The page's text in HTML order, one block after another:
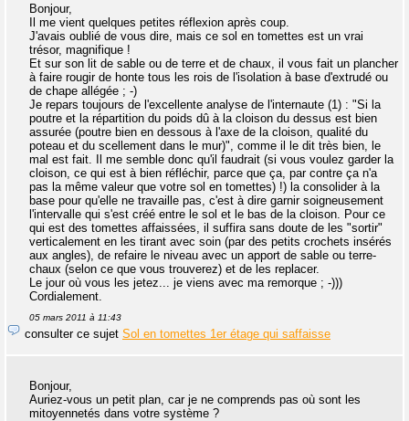
Bonjour,
Il me vient quelques petites réflexion après coup.
J'avais oublié de vous dire, mais ce sol en tomettes est un vrai
trésor, magnifique !
Et sur son lit de sable ou de terre et de chaux, il vous fait un plancher
à faire rougir de honte tous les rois de l'isolation à base d'extrudé ou
de chape allégée ; -)
Je repars toujours de l'excellente analyse de l'internaute (1) : "Si la
poutre et la répartition du poids dû à la cloison du dessus est bien
assurée (poutre bien en dessous à l'axe de la cloison, qualité du
poteau et du scellement dans le mur)", comme il le dit très bien, le
mal est fait. Il me semble donc qu'il faudrait (si vous voulez garder la
cloison, ce qui est à bien réfléchir, parce que ça, par contre ça n'a
pas la même valeur que votre sol en tomettes) !) la consolider à la
base pour qu'elle ne travaille pas, c'est à dire garnir soigneusement
l'intervalle qui s'est créé entre le sol et le bas de la cloison. Pour ce
qui est des tomettes affaissées, il suffira sans doute de les "sortir"
verticalement en les tirant avec soin (par des petits crochets insérés
aux angles), de refaire le niveau avec un apport de sable ou terre-
chaux (selon ce que vous trouverez) et de les replacer.
Le jour où vous les jetez... je viens avec ma remorque ; -)))
Cordialement.
05 mars 2011 à 11:43
consulter ce sujet Sol en tomettes 1er étage qui saffaisse
Bonjour,
Auriez-vous un petit plan, car je ne comprends pas où sont les
mitoyennetés dans votre système ?